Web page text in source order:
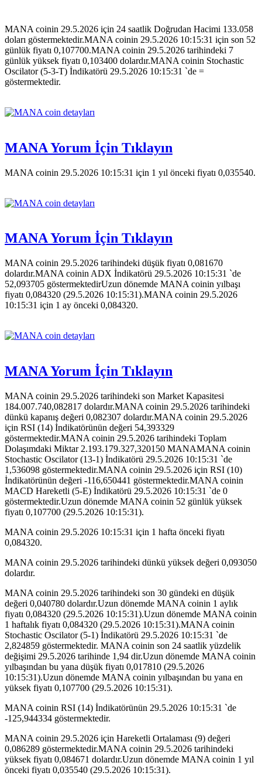
MANA coinin 29.5.2026 için 24 saatlik Doğrudan Hacimi 133.058
doları göstermektedir.MANA coinin 29.5.2026 10:15:31 için son 52
günlük fiyatı 0,107700.MANA coinin 29.5.2026 tarihindeki 7
günlük yüksek fiyatı 0,103400 dolardır.MANA coinin Stochastic
Oscilator (5-3-T) İndikatörü 29.5.2026 10:15:31 `de =
göstermektedir.
MANA Yorum İçin Tıklayın
MANA coinin 29.5.2026 10:15:31 için 1 yıl önceki fiyatı 0,035540.
MANA Yorum İçin Tıklayın
MANA coinin 29.5.2026 tarihindeki düşük fiyatı 0,081670
dolardır.MANA coinin ADX İndikatörü 29.5.2026 10:15:31 `de
52,093705 göstermektedirUzun dönemde MANA coinin yılbaşı
fiyatı 0,084320 (29.5.2026 10:15:31).MANA coinin 29.5.2026
10:15:31 için 1 ay önceki 0,084320.
MANA Yorum İçin Tıklayın
MANA coinin 29.5.2026 tarihindeki son Market Kapasitesi
184.007.740,082817 dolardır.MANA coinin 29.5.2026 tarihindeki
dünkü kapanış değeri 0,082307 dolardır.MANA coinin 29.5.2026
için RSI (14) İndikatörünün değeri 54,393329
göstermektedir.MANA coinin 29.5.2026 tarihindeki Toplam
Dolaşımdaki Miktar 2.193.179.327,320150 MANAMANA coinin
Stochastic Oscilator (13-1) İndikatörü 29.5.2026 10:15:31 `de
1,536098 göstermektedir.MANA coinin 29.5.2026 için RSI (10)
İndikatörünün değeri -116,650441 göstermektedir.MANA coinin
MACD Hareketli (5-E) İndikatörü 29.5.2026 10:15:31 `de 0
göstermektedir.Uzun dönemde MANA coinin 52 günlük yüksek
fiyatı 0,107700 (29.5.2026 10:15:31).
MANA coinin 29.5.2026 10:15:31 için 1 hafta önceki fiyatı
0,084320.
MANA coinin 29.5.2026 tarihindeki dünkü yüksek değeri 0,093050
dolardır.
MANA coinin 29.5.2026 tarihindeki son 30 gündeki en düşük
değeri 0,040780 dolardır.Uzun dönemde MANA coinin 1 aylık
fiyatı 0,084320 (29.5.2026 10:15:31).Uzun dönemde MANA coinin
1 haftalık fiyatı 0,084320 (29.5.2026 10:15:31).MANA coinin
Stochastic Oscilator (5-1) İndikatörü 29.5.2026 10:15:31 `de
2,824859 göstermektedir. MANA coinin son 24 saatlik yüzdelik
değişimi 29.5.2026 tarihinde 1,94 dir.Uzun dönemde MANA coinin
yılbaşından bu yana düşük fiyatı 0,017810 (29.5.2026
10:15:31).Uzun dönemde MANA coinin yılbaşından bu yana en
yüksek fiyatı 0,107700 (29.5.2026 10:15:31).
MANA coinin RSI (14) İndikatörünün 29.5.2026 10:15:31 `de
-125,944334 göstermektedir.
MANA coinin 29.5.2026 için Hareketli Ortalaması (9) değeri
0,086289 göstermektedir.MANA coinin 29.5.2026 tarihindeki
yüksek fiyatı 0,084671 dolardır.Uzun dönemde MANA coinin 1 yıl
önceki fiyatı 0,035540 (29.5.2026 10:15:31).